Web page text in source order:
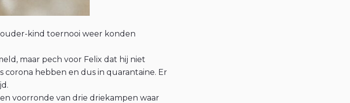
kind toernooi weer konden
maar pech voor Felix dat hij niet
corona hebben en dus in quarantaine. Er
voorronde van drie driekampen waar